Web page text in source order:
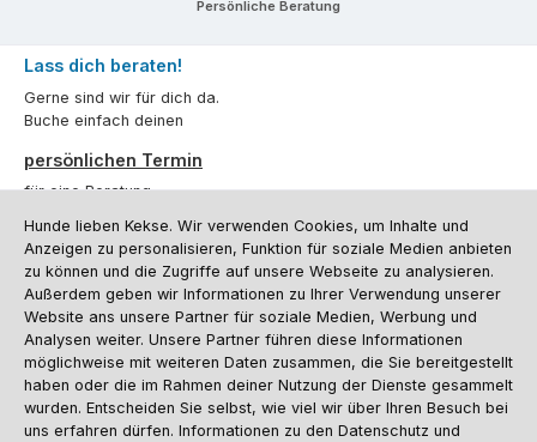
Persönliche Beratung
Lass dich beraten!
Gerne sind wir für dich da.
Buche einfach deinen
persönlichen Termin
für eine Beratung.
Oder über unserKontaktformular.
Vertrag widerrufen
Kundenservice
Informationen
Hunde lieben Kekse. Wir verwenden Cookies, um Inhalte und
Anzeigen zu personalisieren, Funktion für soziale Medien anbieten
zu können und die Zugriffe auf unsere Webseite zu analysieren.
Außerdem geben wir Informationen zu Ihrer Verwendung unserer
Website ans unsere Partner für soziale Medien, Werbung und
Analysen weiter. Unsere Partner führen diese Informationen
möglichweise mit weiteren Daten zusammen, die Sie bereitgestellt
haben oder die im Rahmen deiner Nutzung der Dienste gesammelt
wurden. Entscheiden Sie selbst, wie viel wir über Ihren Besuch bei
uns erfahren dürfen. Informationen zu den Datenschutz und